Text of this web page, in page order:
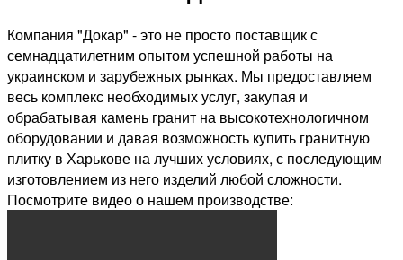
Компания "Докар" - это не просто поставщик с
семнадцатилетним опытом успешной работы на
украинском и зарубежных рынках. Мы предоставляем
весь комплекс необходимых услуг, закупая и
обрабатывая камень гранит на высокотехнологичном
оборудовании и давая возможность купить гранитную
плитку в Харькове на лучших условиях, с последующим
изготовлением из него изделий любой сложности.
Посмотрите видео о нашем производстве: